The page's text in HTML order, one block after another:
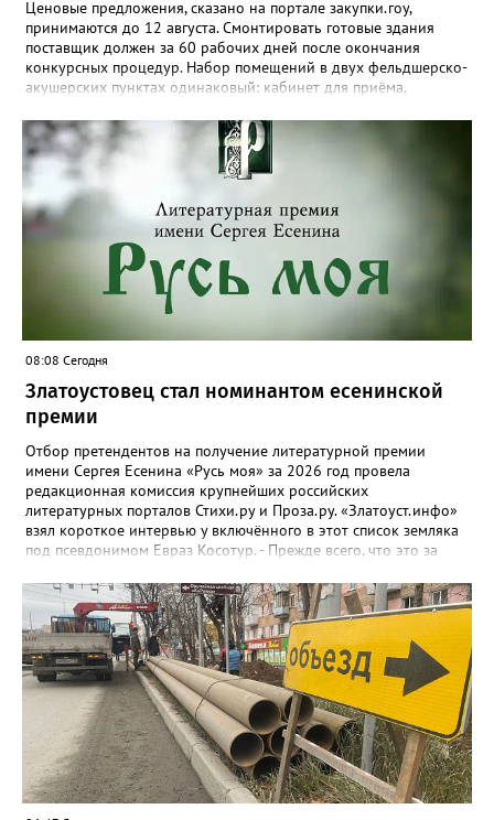
Ценовые предложения, сказано на портале закупки.гоу,
принимаются до 12 августа. Смонтировать готовые здания
поставщик должен за 60 рабочих дней после окончания
конкурсных процедур. Набор помещений в двух фельдшерско-
акушерских пунктах одинаковый: кабинет для приёма,
также комната для хранения лекарственных препаратов и
другие вспомогательные. В Веселовке новый ФАП
расположится на участке №58 по улице Ленина, в Кувашах –
на Советской, 79.
08:08 Сегодня
Златоустовец стал номинантом есенинской
премии
Отбор претендентов на получение литературной премии
имени Сергея Есенина «Русь моя» за 2026 год провела
редакционная комиссия крупнейших российских
литературных порталов Стихи.ру и Проза.ру. «Златоуст.инфо»
взял короткое интервью у включённого в этот список земляка
под псевдонимом Евраз Косотур. - Прежде всего, что это за
«Русь моя» ежегодная, её вручают в канун дня рождения
великого русского поэта. Я о ней узнал на сайте стихи.ру,
подал заявку, особо ни на что не рассчитывая. А потом мне
позвонили, сказали, что я подхожу. - Как давно пишете и о чём?
- Пишу давно, но обычно кидал в стол или отправлял
знакомым, друзьям. С 2024 года публикую на Author.Today, с
марта этого года - на стихи.ру. Кстати, я про этот сайт узнал от
своего подписчика в Телеграм. Он долго восторгался стихами, а
потом был удивлён, что не нашел меня на стихи.ру. Ну я и
повёлся. Темы? Да самые разные. - Где черпаете вдохновение? -
В магазине вдохновений. Когда акции. Если надо, хоть про что
написать могу. А чтоб прям выпирало — не знаю. Само